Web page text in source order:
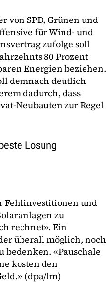
von SPD, Grünen und
für Wind- und
zufolge soll
80 Prozent
Energien beziehen.
demnach deutlich
dadurch, dass
Neubauten zur Regel
Lösung
Fehlinvestitionen und
zu
rechnet». Ein
überall möglich, noch
bedenken. «Pauschale
kosten den
(dpa/lm)